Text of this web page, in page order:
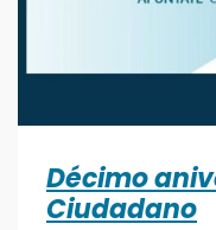
Décimo
Ciudadano